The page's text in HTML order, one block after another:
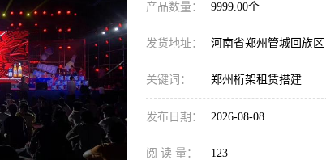
产品数量： 9999.00个
发货地址： 河南省郑州管城回族区
关键词： 郑州桁架租赁搭建
发布日期： 2026-08-08
阅 读 量： 123